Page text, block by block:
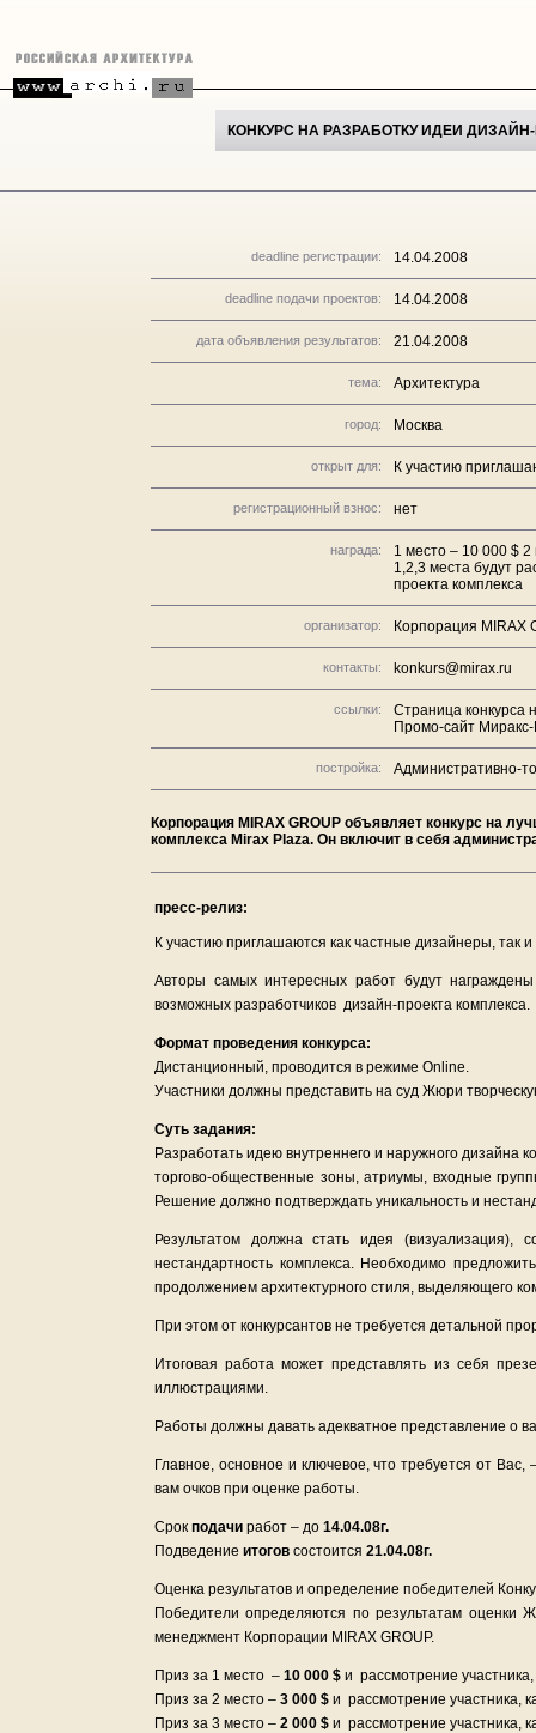
КОНКУРС НА РАЗРАБОТКУ ИДЕИ ДИЗАЙН-
deadline регистрации: 14.04.2008
deadline подачи проектов: 14.04.2008
дата объявления результатов: 21.04.2008
тема: Архитектура
город: Москва
открыт для: К участию
регистрационный взнос: нет
награда:
1 место – 10 000 $
1,2,3 места будут
проекта комплекса
организатор: Корпорация MIRAX
контакты: konkurs@mirax.ru
ссылки:
Страница конкурса
Промо-сайт
постройка: Административно-
Корпорация MIRAX GROUP объявляет конкурс на
комплекса Mirax Plaza. Он включит в себя
пресс-релиз:
К участию приглашаются как частные дизайнеры, так
Авторы самых интересных работ будут
возможных разработчиков дизайн-проекта комплекса.
Формат проведения конкурса:
Дистанционный, проводится в режиме Online.
Участники должны представить на суд Жюри
Суть задания:
Разработать идею внутреннего и наружного дизайна
торгово-общественные зоны, атриумы, входные
Решение должно подтверждать уникальность и
Результатом должна стать идея (визуализация),
нестандартность комплекса. Необходимо
продолжением архитектурного стиля, выделяющего
При этом от конкурсантов не требуется детальной
Итоговая работа может представлять из себя
иллюстрациями.
Работы должны давать адекватное представление о
Главное, основное и ключевое, что требуется от
вам очков при оценке работы.
Срок подачи работ – до 14.04.08г.
Подведение итогов состоится 21.04.08г.
Оценка результатов и определение победителей
Победители определяются по результатам оценки
менеджмент Корпорации MIRAX GROUP.
Приз за 1 место – 10 000 $ и рассмотрение
Приз за 2 место – 3 000 $ и рассмотрение участника,
Приз за 3 место – 2 000 $ и рассмотрение участника,